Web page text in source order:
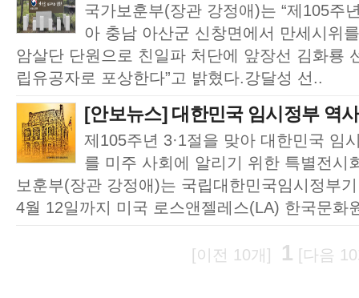
국가보훈부(장관 강정애)는 “제105주
아 충남 아산군 신창면에서 만세시위
암살단 단원으로 친일파 처단에 앞장선 김화룡
립유공자로 포상한다”고 밝혔다.강달성 선..
[안보뉴스] 대한민국 임시정부 역
제105주년 3·1절을 맞아 대한민국 임
를 미주 사회에 알리기 위한 특별전시
보훈부(장관 강정애)는 국립대한민국임시정부
4월 12일까지 미국 로스앤젤레스(LA) 한국문화
[이전 10개] 1 [다음